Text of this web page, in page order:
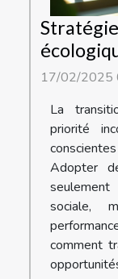
17/02/2025
La
priorité
Adopter
sociale,
comment